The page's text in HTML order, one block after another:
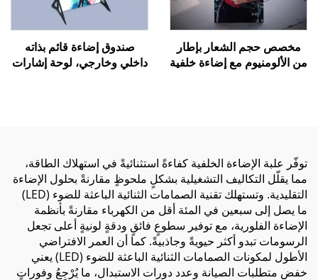
مخصص حجم الشعار بإطار
من الألومنيوم مع إضاءة خلفية
صندوق إضاءة قائم بذاته
داخلي وخارجي، لوحة إشارات
توفّر علبة الإضاءة الخلفية كفاءةً استثنائيةً في استهلاك الطاقة،
مما يقلّل التكاليف التشغيلية بشكلٍ ملحوظٍ مقارنةً بحلول الإضاءة
التقليدية. وتستهلك تقنية الصمامات الثنائية الباعثة للضوء (LED)
ما يصل إلى سبعين في المئة أقل من الكهرباء مقارنةً بأنظمة
الإضاءة الفلورية، مع توفير سطوعٍ فائقٍ ودقةٍ لونيةٍ أعلى تجعل
الرسومات تبدو أكثر حيويةً وجاذبيةً. كما أن العمر الافتراضي
الأطول لمكونات الصمامات الثنائية الباعثة للضوء (LED) يعني
خفض متطلبات الصيانة وعدد دورات الاستبدال، ما يُرْجِعُ وفوراتٍ